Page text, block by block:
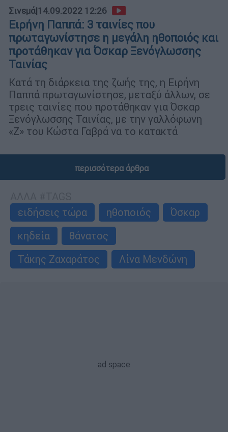
Σινεμά|14.09.2022 12:26
Ειρήνη Παππά: 3 ταινίες που
πρωταγωνίστησε η μεγάλη ηθοποιός και
προτάθηκαν για Όσκαρ Ξενόγλωσσης
Ταινίας
Κατά τη διάρκεια της ζωής της, η Ειρήνη
Παππά πρωταγωνίστησε, μεταξύ άλλων, σε
τρεις ταινίες που προτάθηκαν για Όσκαρ
Ξενόγλωσσης Ταινίας, με την γαλλόφωνη
«Ζ» του Κώστα Γαβρά να το κατακτά
περισσότερα άρθρα
ειδήσεις τώρα
ηθοποιός
Όσκαρ
κηδεία
θάνατος
Τάκης Ζαχαράτος
Λίνα Μενδώνη